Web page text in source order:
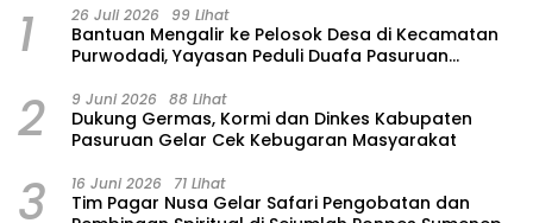
1 26 Juli 2026 99 Lihat
‎Bantuan Mengalir ke Pelosok Desa di Kecamatan
Purwodadi, Yayasan Peduli Duafa Pasuruan
2 9 Juni 2026 88 Lihat
Dukung Germas, Kormi dan Dinkes Kabupaten
Pasuruan Gelar Cek Kebugaran Masyarakat
3 16 Juni 2026 71 Lihat
Tim Pagar Nusa Gelar Safari Pengobatan dan